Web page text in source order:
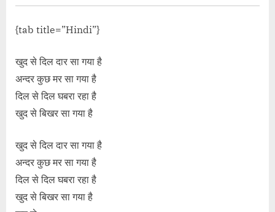
{tab title=”Hindi”}
खुद से दिल दार सा गया है
अन्दर कुछ मर सा गया है
दिल से दिल घबरा रहा है
खुद से बिखर सा गया है
खुद से दिल दार सा गया है
अन्दर कुछ मर सा गया है
दिल से दिल घबरा रहा है
खुद से बिखर सा गया है